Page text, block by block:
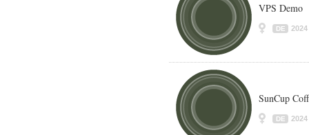
VPS Demo
DE 2024
SunCup
DE 2024